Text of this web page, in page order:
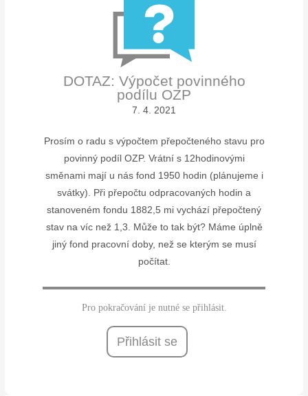
DOTAZ: Výpočet povinného
podílu OZP
7. 4. 2021
Prosím o radu s výpočtem přepočteného stavu pro
povinný podíl OZP. Vrátní s 12hodinovými
směnami mají u nás fond 1950 hodin (plánujeme i
svátky). Při přepočtu odpracovaných hodin a
stanoveném fondu 1882,5 mi vychází přepočtený
stav na víc než 1,3. Může to tak být? Máme úplně
jiný fond pracovní doby, než se kterým se musí
počítat.
Pro pokračování je nutné se přihlásit.
Přihlásit se